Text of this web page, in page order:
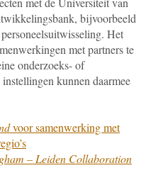
bijvoorbeeld
Het
met partners te
onderzoeks- of
kunnen daarmee
voor samenwerking met
– Leiden Collaboration